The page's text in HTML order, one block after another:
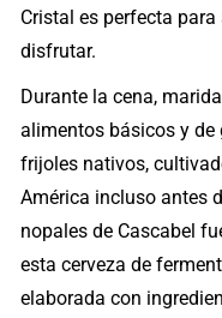
Cristal es perfecta
disfrutar.
Durante la cena,
alimentos básicos y
frijoles nativos,
América incluso antes
nopales de Cascabel
esta cerveza de
elaborada con